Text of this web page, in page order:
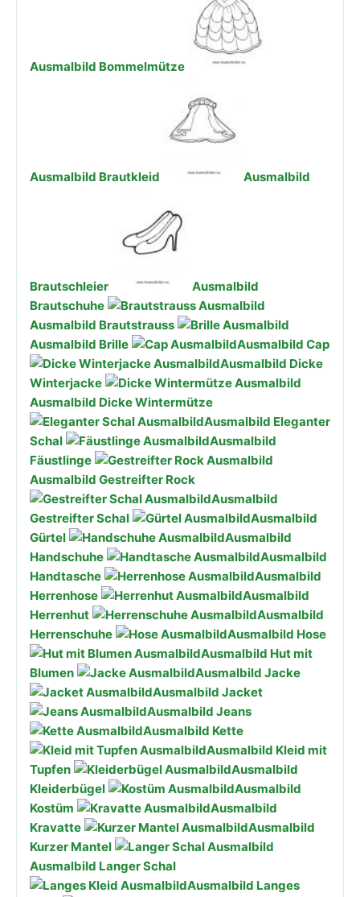
Ausmalbild Bommelmütze
Ausmalbild Brautkleid Ausmalbild
Brautschleier
Ausmalbild
Brautschuhe
Ausmalbild Brautstrauss
Ausmalbild Brille
Ausmalbild Cap
Ausmalbild Dicke
Winterjacke
Ausmalbild Dicke Wintermütze
Ausmalbild Eleganter
Schal
Ausmalbild
Fäustlinge
Ausmalbild Gestreifter Rock
Ausmalbild
Gestreifter Schal
Ausmalbild
Gürtel
Ausmalbild
Handschuhe
Ausmalbild
Handtasche
Ausmalbild
Herrenhose
Ausmalbild
Herrenhut
Ausmalbild
Herrenschuhe
Ausmalbild Hose
Ausmalbild Hut mit
Blumen
Ausmalbild Jacke
Ausmalbild Jacket
Ausmalbild Jeans
Ausmalbild Kette
Ausmalbild Kleid mit
Tupfen
Ausmalbild
Kleiderbügel
Ausmalbild
Kostüm
Ausmalbild
Kravatte
Ausmalbild
Kurzer Mantel
Ausmalbild Langer Schal
Ausmalbild Langes